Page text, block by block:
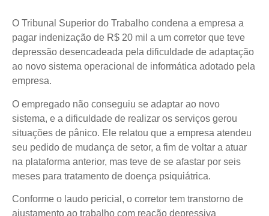
O Tribunal Superior do Trabalho condena a empresa a
pagar indenização de R$ 20 mil a um corretor que teve
depressão desencadeada pela dificuldade de adaptação
ao novo sistema operacional de informática adotado pela
empresa.
O empregado não conseguiu se adaptar ao novo
sistema, e a dificuldade de realizar os serviços gerou
situações de pânico. Ele relatou que a empresa atendeu
seu pedido de mudança de setor, a fim de voltar a atuar
na plataforma anterior, mas teve de se afastar por seis
meses para tratamento de doença psiquiátrica.
Conforme o laudo pericial, o corretor tem transtorno de
ajustamento ao trabalho com reação depressiva